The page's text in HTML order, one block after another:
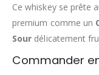
Ce whiskey se prête
premium comme un
Sour délicatement
Commander